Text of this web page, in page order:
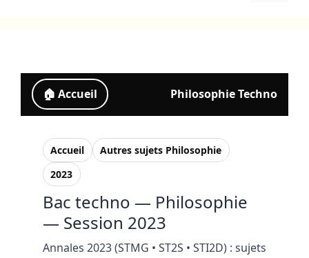
🏠 Accueil Philosophie Techno
Accueil
Autres sujets Philosophie
2023
Bac techno — Philosophie
— Session 2023
Annales 2023 (STMG • ST2S • STI2D) : sujets